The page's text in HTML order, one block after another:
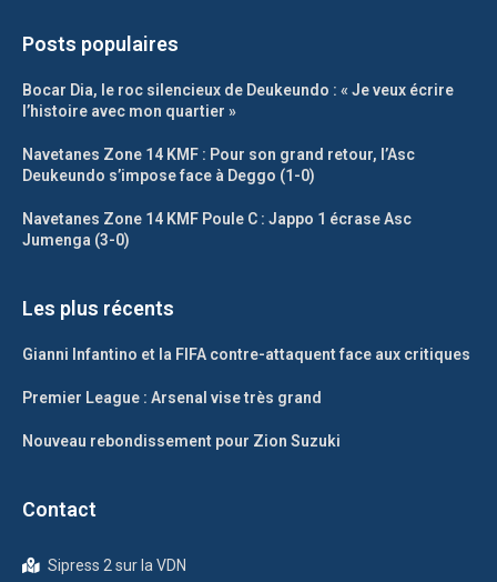
Posts populaires
Bocar Dia, le roc silencieux de Deukeundo : « Je veux écrire
l’histoire avec mon quartier »
Navetanes Zone 14 KMF : Pour son grand retour, l’Asc
Deukeundo s’impose face à Deggo (1-0)
Navetanes Zone 14 KMF Poule C : Jappo 1 écrase Asc
Jumenga (3-0)
Les plus récents
Gianni Infantino et la FIFA contre-attaquent face aux critiques
Premier League : Arsenal vise très grand
Nouveau rebondissement pour Zion Suzuki
Contact
Sipress 2 sur la VDN